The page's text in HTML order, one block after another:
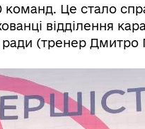
команд. Це стало
відділення
ради (тренер Дмитро